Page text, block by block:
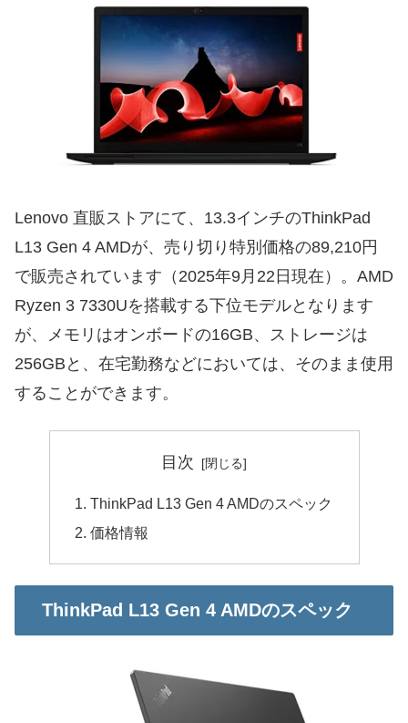
Lenovo 直販ストアにて、13.3インチのThinkPad
L13 Gen 4 AMDが、売り切り特別価格の89,210円
で販売されています（2025年9月22日現在）。AMD
Ryzen 3 7330Uを搭載する下位モデルとなります
が、メモリはオンボードの16GB、ストレージは
256GBと、在宅勤務などにおいては、そのまま使用
することができます。
目次
ThinkPad L13 Gen 4 AMDのスペック
価格情報
ThinkPad L13 Gen 4 AMDのスペック